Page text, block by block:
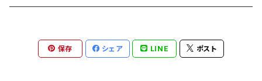
ステッカー
保存 シェア LINE ポスト